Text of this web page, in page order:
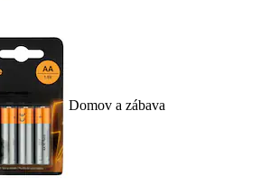
Domov a zábava